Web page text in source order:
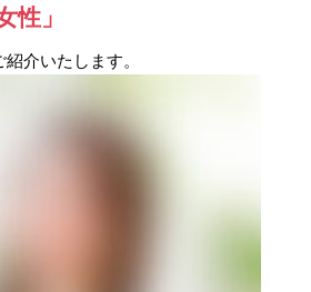
性」
介いたします。